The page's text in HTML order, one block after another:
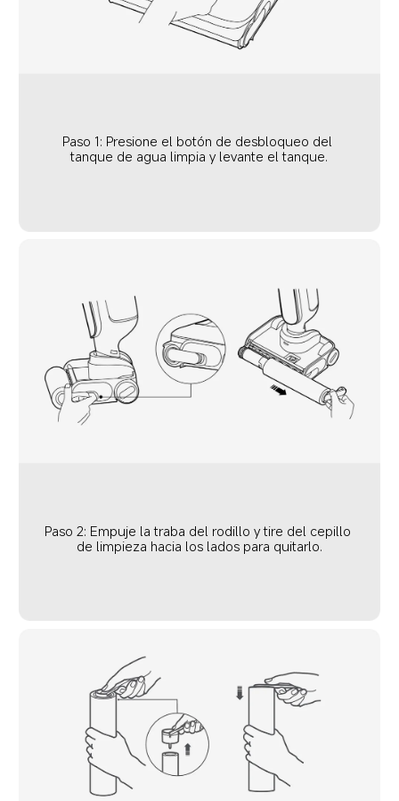
Paso 1: Presione el botón de desbloqueo del
tanque de agua limpia y levante el tanque.
Paso 2: Empuje la traba del rodillo y tire del cepillo
de limpieza hacia los lados para quitarlo.